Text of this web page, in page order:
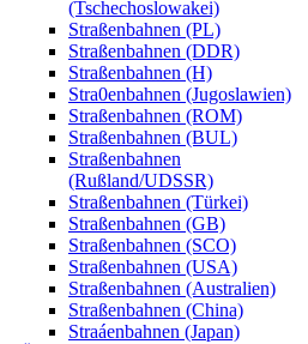
(Tschechoslowakei)
Straßenbahnen (PL)
Straßenbahnen (DDR)
Straßenbahnen (H)
Stra0enbahnen (Jugoslawien)
Straßenbahnen (ROM)
Straßenbahnen (BUL)
Straßenbahnen
(Rußland/UDSSR)
Straßenbahnen (Türkei)
Straßenbahnen (GB)
Straßenbahnen (SCO)
Straßenbahnen (USA)
Straßenbahnen (Australien)
Straßenbahnen (China)
Straáenbahnen (Japan)